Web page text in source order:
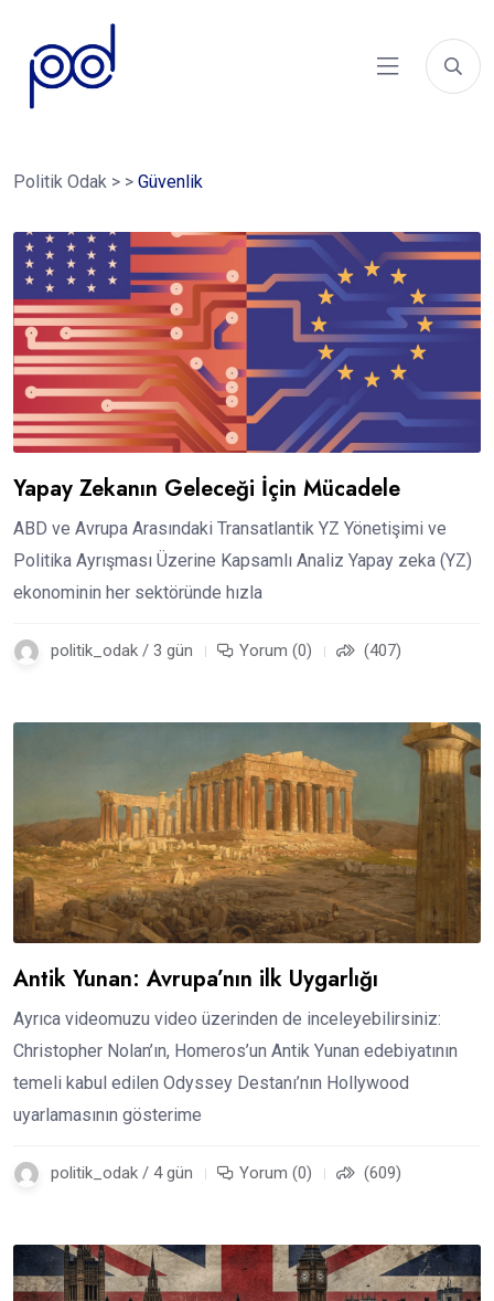
Politik Odak > > Güvenlik
Yapay Zekanın Geleceği İçin Mücadele
ABD ve Avrupa Arasındaki Transatlantik YZ Yönetişimi ve
Politika Ayrışması Üzerine Kapsamlı Analiz Yapay zeka (YZ)
ekonominin her sektöründe hızla
politik_odak / 3 gün Yorum (0) (407)
Antik Yunan: Avrupa’nın ilk Uygarlığı
Ayrıca videomuzu video üzerinden de inceleyebilirsiniz:
Christopher Nolan’ın, Homeros’un Antik Yunan edebiyatının
temeli kabul edilen Odyssey Destanı’nın Hollywood
uyarlamasının gösterime
politik_odak / 4 gün Yorum (0) (609)